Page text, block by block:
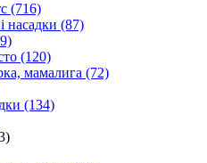
(716)
насадки (87)
(120)
мамалига (72)
(134)